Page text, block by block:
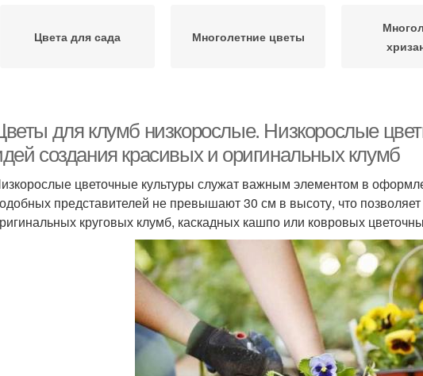
Цвета для сада Многолетние цветы
для клумб низкорослые. Низкорослые
создания красивых и оригинальных клумб
цветочные культуры служат важным элементом в
представителей не превышают 30 см в высоту, что позволяет
круговых клумб, каскадных кашпо или ковровых